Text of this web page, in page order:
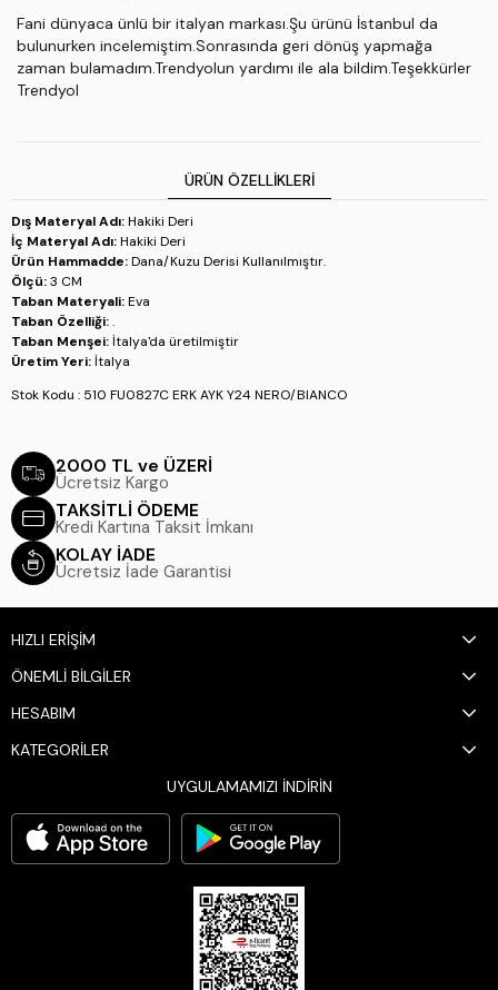
Fani dünyaca ünlü bir italyan markası.Şu ürünü İstanbul da
bulunurken incelemiştim.Sonrasında geri dönüş yapmağa
zaman bulamadım.Trendyolun yardımı ile ala bildim.Teşekkürler
Trendyol
ÜRÜN ÖZELLIKLERI
Dış Materyal Adı:Hakiki Deri
İç Materyal Adı:Hakiki Deri
Ürün Hammadde:Dana/Kuzu Derisi Kullanılmıştır.
Ölçü:3 CM
Taban Materyali:Eva
Taban Özelliği:.
Taban Menşei: İtalya'da üretilmiştir
Üretim Yeri: İtalya
Stok Kodu : 510 FU0827C ERK AYK Y24 NERO/BIANCO
2000 TL ve ÜZERİ
Ücretsiz Kargo
TAKSİTLİ ÖDEME
Kredi Kartına Taksit İmkanı
KOLAY İADE
Ücretsiz İade Garantisi
HIZLI ERİŞİM
ÖNEMLİ BİLGİLER
HESABIM
KATEGORİLER
UYGULAMAMIZI İNDİRİN